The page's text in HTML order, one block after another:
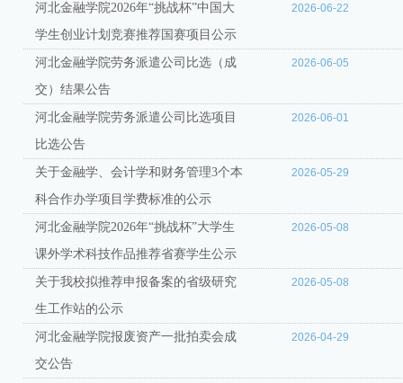
河北金融学院2026年“挑战杯”中国大
学生创业计划竞赛推荐国赛项目公示
2026-06-22
河北金融学院劳务派遣公司比选（成
交）结果公告
2026-06-05
河北金融学院劳务派遣公司比选项目
比选公告
2026-06-01
关于金融学、会计学和财务管理3个本
科合作办学项目学费标准的公示
2026-05-29
河北金融学院2026年“挑战杯”大学生
课外学术科技作品推荐省赛学生公示
2026-05-08
关于我校拟推荐申报备案的省级研究
生工作站的公示
2026-05-08
河北金融学院报废资产一批拍卖会成
交公告
2026-04-29